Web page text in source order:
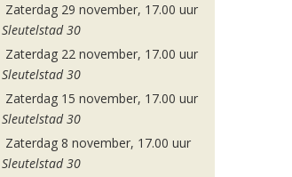
Zaterdag 29 november, 17.00 uur
Sleutelstad 30
Zaterdag 22 november, 17.00 uur
Sleutelstad 30
Zaterdag 15 november, 17.00 uur
Sleutelstad 30
Zaterdag 8 november, 17.00 uur
Sleutelstad 30